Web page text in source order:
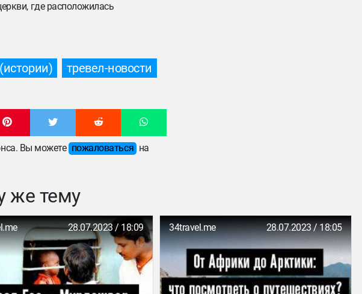
где расположилась
тревел-новости
Вы можете пожаловаться на
же тему
28.07.2023 / 18:09 34travel.me 28.07.2023 / 18:05